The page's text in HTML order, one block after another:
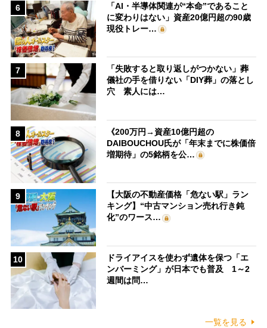
6
「AI・半導体関連が“本命”であること
に変わりはない」資産20億円超の90歳
現役トレー…
7
「失敗すると取り返しがつかない」葬
儀社の手を借りない「DIY葬」の落とし
穴 素人には…
8
《200万円→資産10億円超の
DAIBOUCHOU氏が「年末までに株価倍
増期待」の5銘柄を公…
9
【大阪の不動産価格「危ない駅」ラン
キング】“中古マンション売れ行き鈍
化”のワース…
10
ドライアイスを使わず遺体を保つ「エ
ンバーミング」が日本でも普及 1～2
週間は問…
一覧を見る